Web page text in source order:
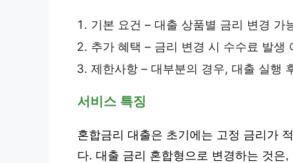
기본 요건 – 대출 상품별 금리 변경 가
추가 혜택 – 금리 변경 시 수수료 발생
제한사항 – 대부분의 경우, 대출 실행
서비스 특징
혼합금리 대출은 초기에는 고정 금리가
다. 대출 금리 혼합형으로 변경하는 것은